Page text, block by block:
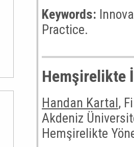
Keywords:
Practice.
Hemşirelikte
Handan Kartal,
Akdeniz
Hemşirelikte